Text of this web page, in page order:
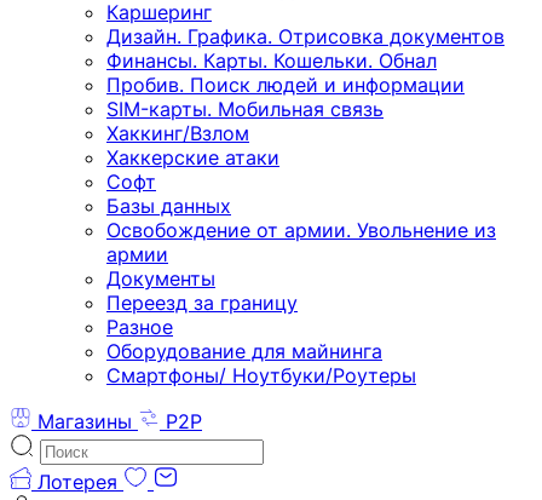
Каршеринг
Дизайн. Графика. Отрисовка документов
Финансы. Карты. Кошельки. Обнал
Пробив. Поиск людей и информации
SIM-карты. Мобильная связь
Хаккинг/Взлом
Хаккерские атаки
Софт
Базы данных
Освобождение от армии. Увольнение из
армии
Документы
Переезд за границу
Разное
Оборудование для майнинга
Смартфоны/ Ноутбуки/Роутеры
Магазины
P2P
Лотерея